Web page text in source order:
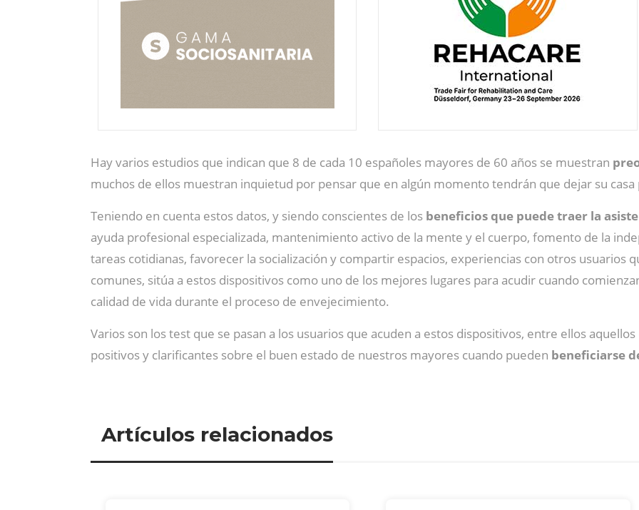
Hay varios estudios que indican que 8 de cada 10 españoles mayores de 60 años se muestran
muchos de ellos muestran inquietud por pensar que en algún momento tendrán que dejar su
Teniendo en cuenta estos datos, y siendo conscientes de los beneficios que puede traer la
ayuda profesional especializada, mantenimiento activo de la mente y el cuerpo, fomento de la
tareas cotidianas, favorecer la socialización y compartir espacios, experiencias con otros usuarios
comunes, sitúa a estos dispositivos como uno de los mejores lugares para acudir cuando
calidad de vida durante el proceso de envejecimiento.
Varios son los test que se pasan a los usuarios que acuden a estos dispositivos, entre ellos
positivos y clarificantes sobre el buen estado de nuestros mayores cuando pueden beneficiarse
Artículos relacionados